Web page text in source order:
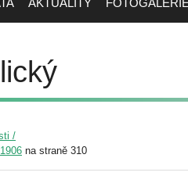
AKTUALITY
/
na straně 310